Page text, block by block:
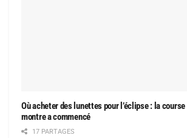
Où acheter des lunettes pour l’éclipse : la
montre a commencé
17 PARTAGES